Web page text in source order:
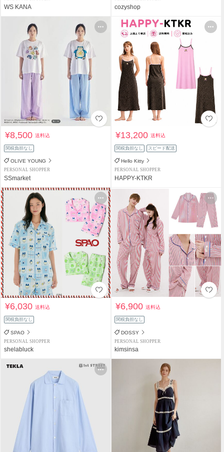
WS KANA cozyshop
¥8,500送料込
関税負担なし
OLIVE YOUNG
PERSONAL SHOPPER
SSmarket
¥13,200送料込
関税負担なし スピード配送
Hello Kitty
PERSONAL SHOPPER
HAPPY-KTKR
¥6,030送料込
関税負担なし
SPAO
PERSONAL SHOPPER
shelabluck
¥6,900送料込
関税負担なし
DOSSY
PERSONAL SHOPPER
kimsinsa